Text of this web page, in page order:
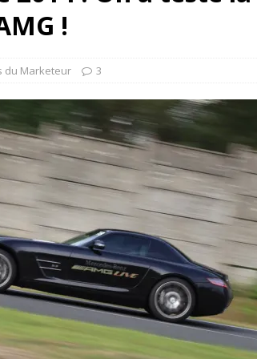
Honda dévoile un spot publicitaire… confiné!
!
du Marketeur 3